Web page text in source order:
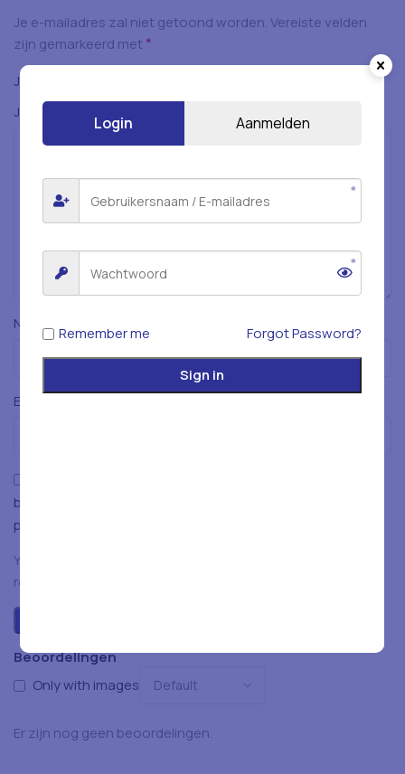
Beoordelingen
Only with images
Er zijn nog geen beoordelingen.
Je e-mailadres zal niet getoond worden.Vereiste velden
zijn gemarkeerd met *
Je beoordeling
Je beoordeling
Naam
E-mail
browser voor de volgende keer wanneer ik een reactie
plaats.
You have to be logged in to be able to add photos to your
review.
Login Aanmelden
Remember me Forgot Password?
Sign in